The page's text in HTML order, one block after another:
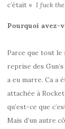
c’était « I fuck the
Pourquoi avez-
Parce que tout le
reprise des
a eu marre. Ca a
attachée à
qu’est-ce que
Mais d’un autre